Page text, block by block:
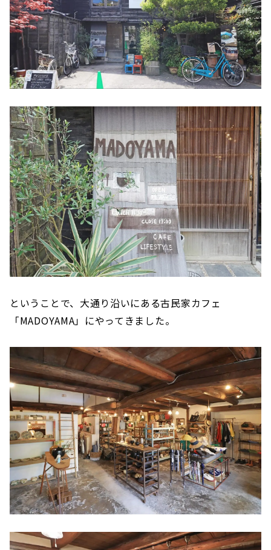
ということで、大通り沿いにある古民家カフェ
「MADOYAMA」にやってきました。